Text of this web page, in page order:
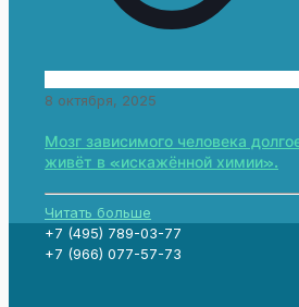
8 октября, 2025
Мозг зависимого человека
живёт в «искажённой химии».
Читать больше
+7 (495) 789-03-77
+7 (966) 077-57-73